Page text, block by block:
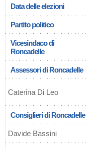
Data delle elezioni
Partito politico
Vicesindaco di
Roncadelle
Assessori di Roncadelle
Caterina Di Leo
Consiglieri di Roncadelle
Davide Bassini